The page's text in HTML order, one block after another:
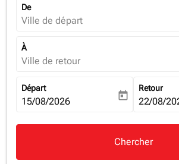
De
Ville de départ
À
Ville de retour
Départ
fc-booking-departure-date-aria-label
15/08/2026 today
Retour
fc-
22/08/
Chercher